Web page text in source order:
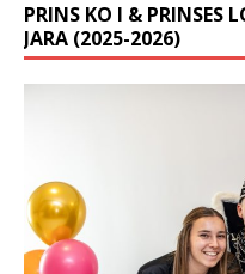
PRINS KO I & PRINSES
JARA (2025-2026)